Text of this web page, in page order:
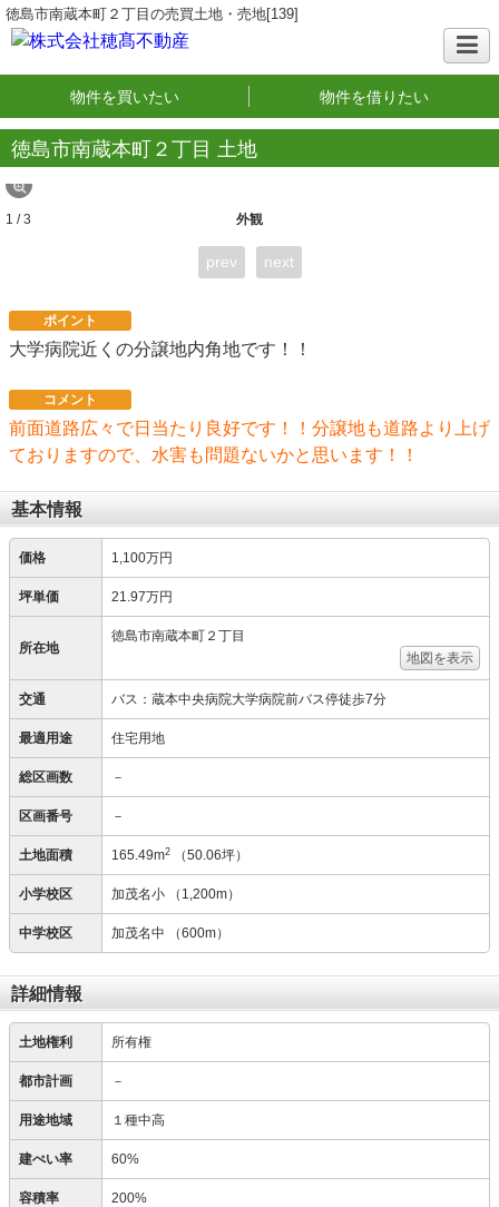
徳島市南蔵本町２丁目の売買土地・売地[139]
物件を買いたい 物件を借りたい
徳島市南蔵本町２丁目 土地
外観
1 / 3
prev next
ポイント
大学病院近くの分譲地内角地です！！
コメント
前面道路広々で日当たり良好です！！分譲地も道路より上げ
ておりますので、水害も問題ないかと思います！！
基本情報
価格 1,100万円
坪単価 21.97万円
所在地
徳島市南蔵本町２丁目
地図を表示
交通 バス：蔵本中央病院大学病院前バス停徒歩7分
最適用途 住宅用地
総区画数 －
区画番号 －
土地面積 165.49m2 （50.06坪）
小学校区 加茂名小 （1,200m）
中学校区 加茂名中 （600m）
詳細情報
土地権利 所有権
都市計画 －
用途地域 １種中高
建ぺい率 60%
容積率 200%